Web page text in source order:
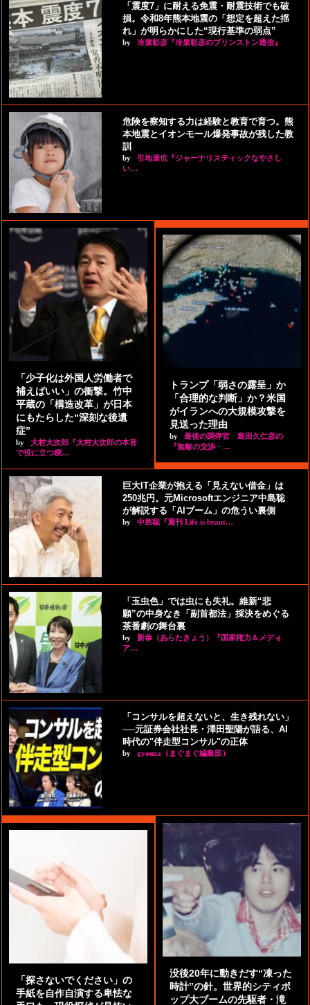
「震度7」に耐える免震・耐震技術でも破
損。令和8年熊本地震の「想定を超えた揺
れ」が明らかにした“現行基準の弱点”
by 冷泉彰彦『冷泉彰彦のプリンストン通信』
危険を察知する力は経験と教育で育つ。熊
本地震とイオンモール爆発事故が残した教
訓
by
引地達也『ジャーナリスティックなやさし
い…
「少子化は外国人労働者で
補えばいい」の衝撃。竹中
平蔵の「構造改革」が日本
にもたらした“深刻な後遺
症”
by
大村大次郎『大村大次郎の本音
で役に立つ税…
トランプ「弱さの露呈」か
「合理的な判断」か？米国
がイランへの大規模攻撃を
見送った理由
by
最後の調停官 島田久仁彦の
『無敵の交渉・…
巨大IT企業が抱える「見えない借金」は
250兆円。元Microsoftエンジニア中島聡
が解説する「AIブーム」の危うい裏側
by 中島聡『週刊 Life is beaut…
「玉虫色」では虫にも失礼。維新“悲
願”の中身なき「副首都法」採決をめぐる
茶番劇の舞台裏
by
新恭（あらたきょう）『国家権力＆メディ
ア…
「コンサルを超えないと、生き残れない」
──元証券会社社長・澤田聖陽が語る、AI
時代の"伴走型コンサル"の正体
by gyouza（まぐまぐ編集部）
「探さないでください」の
手紙を自作自演する卑怯な
没後20年に動きだす“凍った
時計”の針。世界的シティポ
ップ大ブームの先駆者・滝